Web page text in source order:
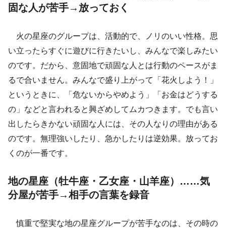
固な人が苦手→放っておく
火の星座のグループは、活動的で、ノリのいい性格。思
い立ったらすぐに遊びに行きたいし、みんなで楽しみたい
のです。だから、意固地で頑固な人とは行動のペースがま
るで合いません。みんなで盛り上がって「花火しよう！」
というときに、「危ないからやめよう」「お金はどうする
の」などと言われると興ざめしてムカつきます。でも言い
出したらきかない頑固な人には、その人なりの理由がある
のです。無理強いしたり、急かしたりは逆効果。放ってお
くのが一番です。
地の星座（牡牛座・乙女座・山羊座）……気
分屋が苦手→相手の言葉を録音
慎重で堅実な地の星座グループが苦手なのは、その時の